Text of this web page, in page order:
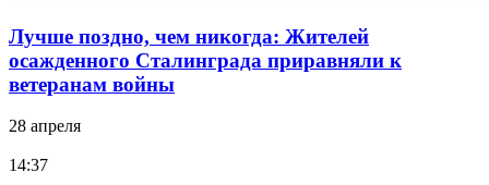
Лучше поздно, чем никогда: Жителей
осажденного Сталинграда приравняли к
ветеранам войны
28 апреля
14:37